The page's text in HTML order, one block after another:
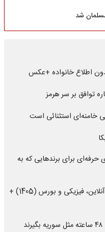
شد
اطلاع خانواده +عکس
توافق بر سر هرمز
خامنه‌ای استثنائی است
برای برندهایی که به
از کجا نقره بخریم؟ مقایسه خرید نقره آنلاین، فیزیکی و بورس (1405) +